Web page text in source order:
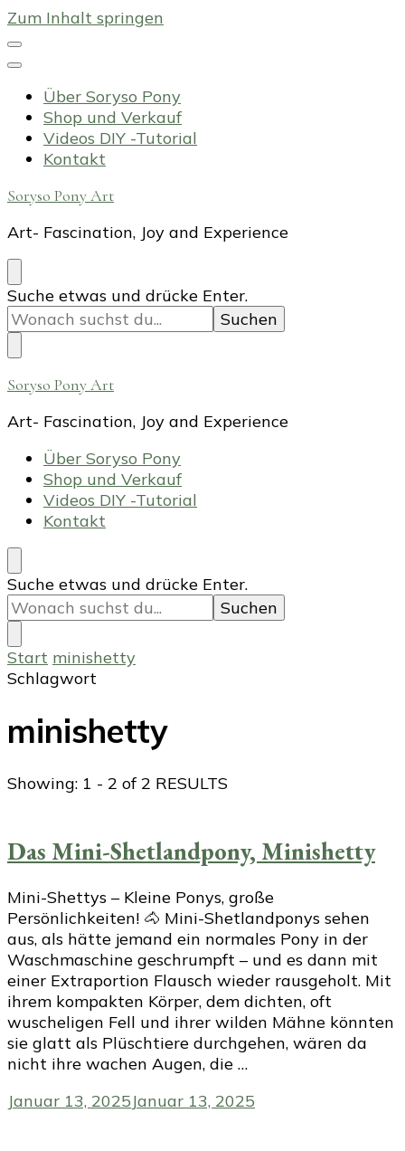
Zum Inhalt springen
Über Soryso Pony
Shop und Verkauf
Videos DIY -Tutorial
Kontakt
Soryso Pony Art
Art- Fascination, Joy and Experience
Suchst
du
nach
etwas?
Suche etwas und drücke Enter.
Soryso Pony Art
Art- Fascination, Joy and Experience
Über Soryso Pony
Shop und Verkauf
Videos DIY -Tutorial
Kontakt
Suchst
du
nach
etwas?
Suche etwas und drücke Enter.
Start minishetty
Schlagwort
minishetty
Showing: 1 - 2 of 2 RESULTS
Das Mini-Shetlandpony, Minishetty
Mini-Shettys – Kleine Ponys, große
Persönlichkeiten! 🐴 Mini-Shetlandponys sehen
aus, als hätte jemand ein normales Pony in der
Waschmaschine geschrumpft – und es dann mit
einer Extraportion Flausch wieder rausgeholt. Mit
ihrem kompakten Körper, dem dichten, oft
wuscheligen Fell und ihrer wilden Mähne könnten
sie glatt als Plüschtiere durchgehen, wären da
nicht ihre wachen Augen, die …
Januar 13, 2025Januar 13, 2025